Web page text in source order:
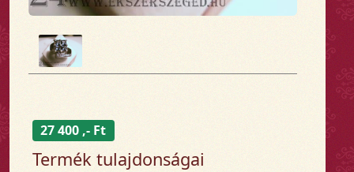
27 400 ,- Ft
Termék tulajdonságai